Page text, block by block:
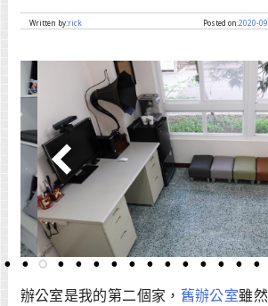
Written by:rick Posted on:2020-
辦公室是我的第二個家， 舊辦公室雖